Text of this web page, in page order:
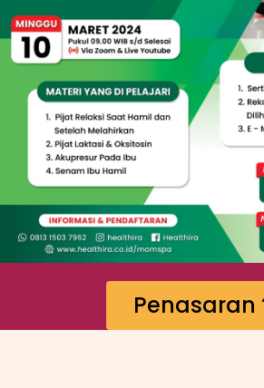
Penasaran